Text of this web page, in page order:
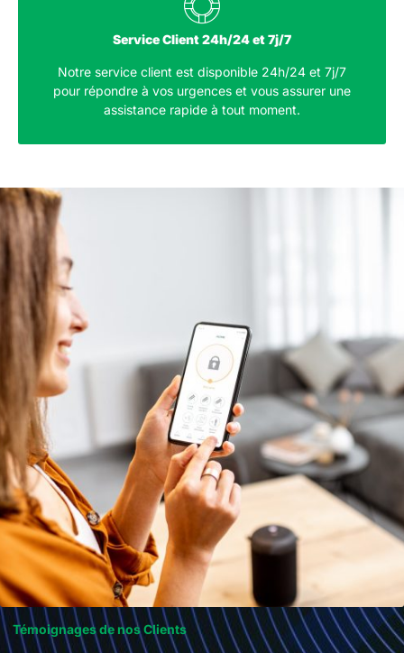
Service Client 24h/24 et 7j/7
Notre service client est disponible 24h/24 et 7j/7
pour répondre à vos urgences et vous assurer une
assistance rapide à tout moment.
Témoignages de nos Clients